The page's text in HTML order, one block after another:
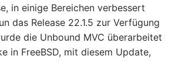
in einige Bereichen verbessert
das Release 22.1.5 zur Verfügung
die Unbound MVC überarbeitet
in FreeBSD, mit diesem Update,